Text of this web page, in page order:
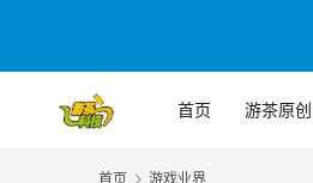
首页 游茶原创
首页 游戏业界